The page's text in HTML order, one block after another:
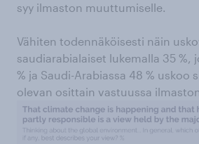
syy ilmaston muuttumiselle.
Vähiten todennäköisesti näin
saudiarabialaiset lukemalla 35 %,
% ja Saudi-Arabiassa 48 % uskoo
olevan osittain vastuussa